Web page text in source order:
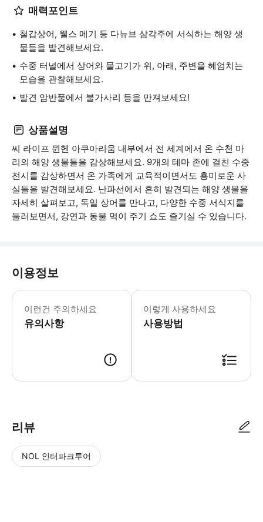
매력포인트
철갑상어, 웰스 메기 등 다뉴브 삼각주에 서식하는 해양 생
물들을 발견해보세요.
수중 터널에서 상어와 물고기가 위, 아래, 주변을 헤엄치는
모습을 관찰해보세요.
발견 암반풀에서 불가사리 등을 만져보세요!
상품설명
씨 라이프 뮌헨 아쿠아리움 내부에서 전 세계에서 온 수천 마
리의 해양 생물들을 감상해보세요. 9개의 테마 존에 걸친 수중
전시를 감상하면서 온 가족에게 교육적이면서도 흥미로운 사
실들을 발견해보세요. 난파선에서 흔히 발견되는 해양 생물을
자세히 살펴보고, 독일 상어를 만나고, 다양한 수중 서식지를
둘러보면서, 강연과 동물 먹이 주기 쇼도 즐기실 수 있습니다.
이용정보
이런건 주의하세요
유의사항
어린이 규정 - 2세 미만 어린이는 무
이렇게 사용하세요
사용방법
리뷰
NOL 인터파크투어